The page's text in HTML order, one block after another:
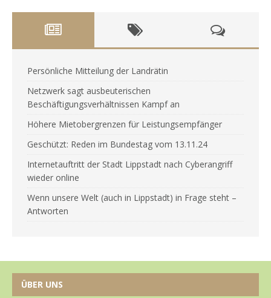
Persönliche Mitteilung der Landrätin
Netzwerk sagt ausbeuterischen
Beschäftigungsverhältnissen Kampf an
Höhere Mietobergrenzen für Leistungsempfänger
Geschützt: Reden im Bundestag vom 13.11.24
Internetauftritt der Stadt Lippstadt nach Cyberangriff
wieder online
Wenn unsere Welt (auch in Lippstadt) in Frage steht –
Antworten
ÜBER UNS